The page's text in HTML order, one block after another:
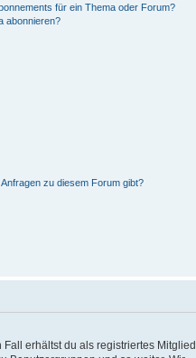
für ein Thema oder Forum?
abonnieren?
zu diesem Forum gibt?
erhältst du als registriertes Mitglied